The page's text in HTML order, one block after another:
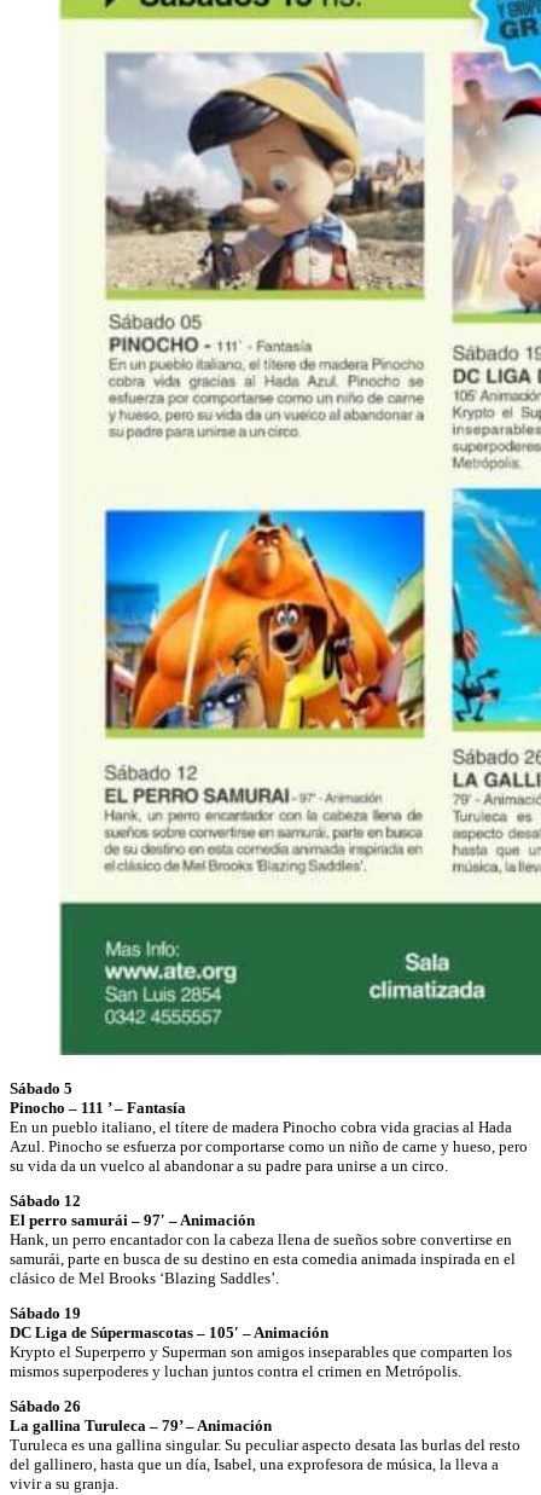
Sábado 5
Pinocho – 111 ’ – Fantasía
En un pueblo italiano, el títere de madera Pinocho cobra vida gracias al Hada
Azul. Pinocho se esfuerza por comportarse como un niño de carne y hueso, pero
su vida da un vuelco al abandonar a su padre para unirse a un circo.
Sábado 12
El perro samurái – 97′ – Animación
Hank, un perro encantador con la cabeza llena de sueños sobre convertirse en
samurái, parte en busca de su destino en esta comedia animada inspirada en el
clásico de Mel Brooks ‘Blazing Saddles’.
Sábado 19
DC Liga de Súpermascotas – 105′ – Animación
Krypto el Superperro y Superman son amigos inseparables que comparten los
mismos superpoderes y luchan juntos contra el crimen en Metrópolis.
Sábado 26
La gallina Turuleca – 79’ – Animación
Turuleca es una gallina singular. Su peculiar aspecto desata las burlas del resto
del gallinero, hasta que un día, Isabel, una exprofesora de música, la lleva a
vivir a su granja.